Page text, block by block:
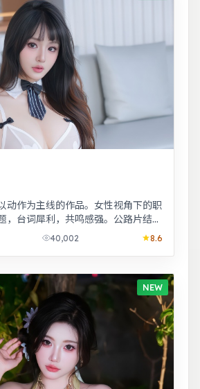
动作为主线的作品。女性视角下的职
，台词犀利，共鸣感强。公路片结构
乐与风景共同构成情绪主线。
40,002 8.6
NEW